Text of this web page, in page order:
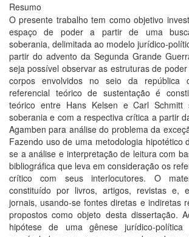
Resumo
O presente trabalho tem como objetivo
espaço de poder a partir de uma
soberania, delimitada ao modelo jurídico-
partir do advento da Segunda Grande
seja possível observar as estruturas de
corpos envolvidos no seio da república
referencial teórico de sustentação é
teórico entre Hans Kelsen e Carl
soberania e com a respectiva crítica a partir
Agamben para análise do problema da
Fazendo uso de uma metodologia hipotético
se a análise e interpretação de leitura com
bibliográfica que leva em consideração os
crítico com seus interlocutores. O
constituído por livros, artigos, revistas e,
jornais, usando-se fontes diretas e indiretas
propostos como objeto desta dissertação.
hipótese de uma gênese jurídico-